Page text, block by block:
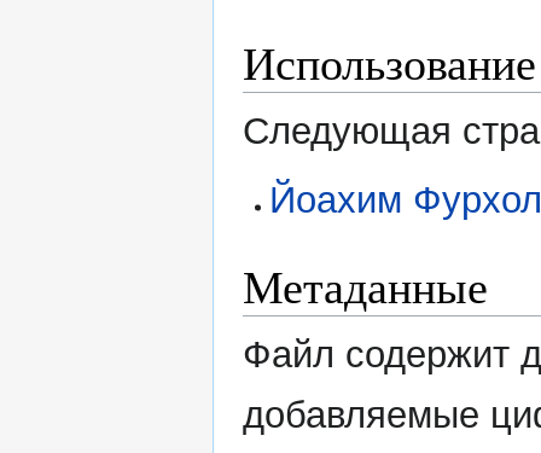
Следующая
Йоахим
Метаданные
Файл содержит
добавляемые